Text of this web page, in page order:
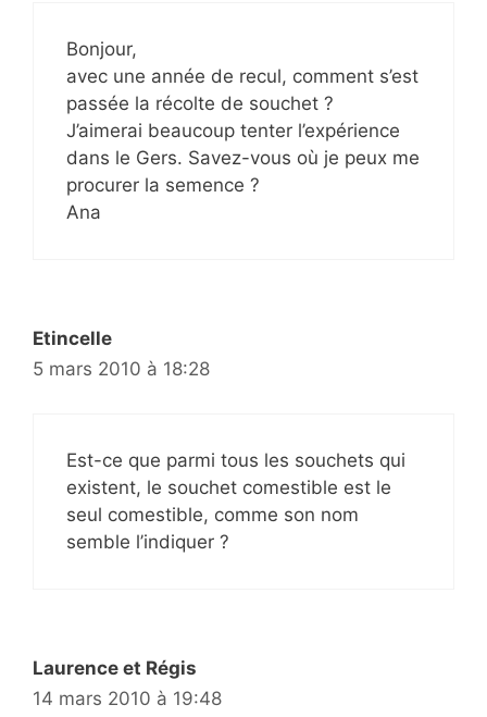
Bonjour,
avec une année de recul, comment s’est
passée la récolte de souchet ?
J’aimerai beaucoup tenter l’expérience
dans le Gers. Savez-vous où je peux me
procurer la semence ?
Ana
Etincelle
5 mars 2010 à 18:28
Est-ce que parmi tous les souchets qui
existent, le souchet comestible est le
seul comestible, comme son nom
semble l’indiquer ?
Laurence et Régis
14 mars 2010 à 19:48